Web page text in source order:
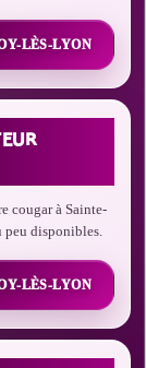
LÈS-LYON
cougar à Sainte-
peu disponibles.
LÈS-LYON